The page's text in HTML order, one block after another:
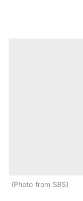
Photo from SBS